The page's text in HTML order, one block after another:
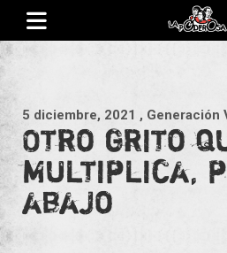
Saltar
contenido
5 diciembre, 2021 , Generación
Otro grito
multiplica,
abajo